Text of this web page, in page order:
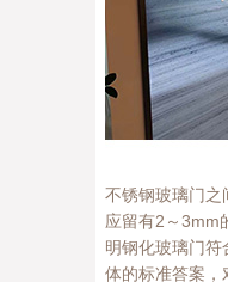
不锈钢玻璃门之
应留有2～3mm
明钢化玻璃门
体的标准答案，